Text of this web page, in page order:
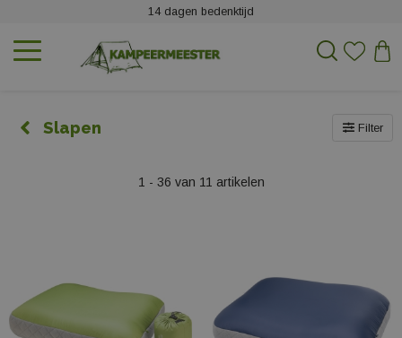
14 dagen bedenktijd
Slapen Filter
1 - 36 van 11 artikelen